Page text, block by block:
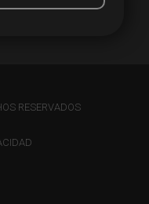
RESERVADOS